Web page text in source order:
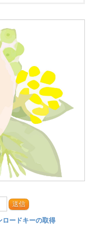
送信
ロードキーの取得